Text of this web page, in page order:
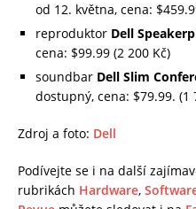
od 12. května, cena:
reproduktor Dell
cena: $99.99 (2 200 Kč)
soundbar Dell Slim
dostupný, cena: $79.99. (1
Zdroj a foto: Dell
Podívejte se i na další
rubrikách Hardware,